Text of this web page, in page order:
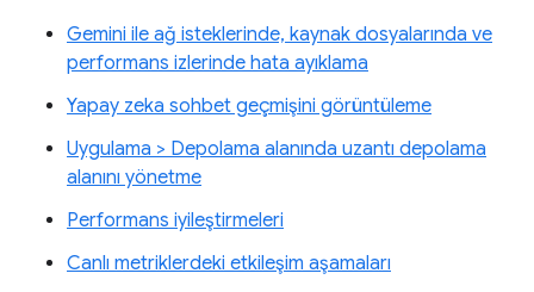
Gemini ile ağ isteklerinde, kaynak dosyalarında ve
performans izlerinde hata ayıklama
Yapay zeka sohbet geçmişini görüntüleme
Uygulama > Depolama alanında uzantı depolama
alanını yönetme
Performans iyileştirmeleri
Canlı metriklerdeki etkileşim aşamaları